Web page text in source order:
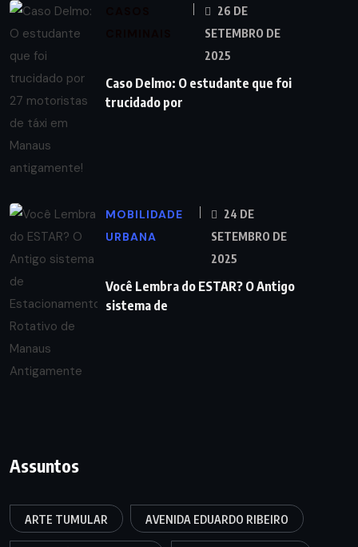
26 DE
SETEMBRO DE
2025
Caso Delmo: O estudante que foi
trucidado por
MOBILIDADE
URBANA
24 DE
SETEMBRO DE
2025
Você Lembra do ESTAR? O Antigo
sistema de
Assuntos
ARTE TUMULAR AVENIDA EDUARDO RIBEIRO